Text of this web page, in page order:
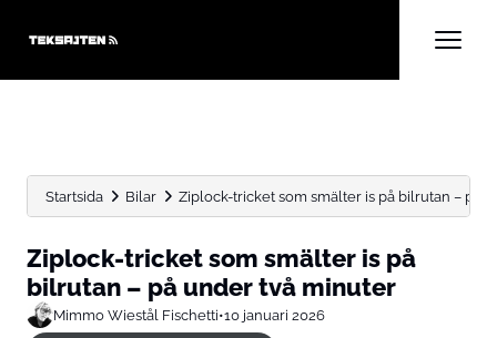
Startsida Bilar Ziplock-tricket som smälter is på bilrutan – på
Ziplock-tricket som smälter is på
bilrutan – på under två minuter
Mimmo Wiestål Fischetti•10 januari 2026